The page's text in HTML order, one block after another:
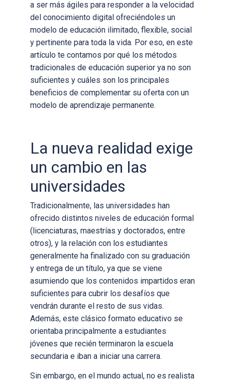
a ser más ágiles para responder a la velocidad
del conocimiento digital ofreciéndoles un
modelo de educación ilimitado, flexible, social
y pertinente para toda la vida. Por eso, en este
artículo te contamos por qué los métodos
tradicionales de educación superior ya no son
suficientes y cuáles son los principales
beneficios de complementar su oferta con un
modelo de aprendizaje permanente.
La nueva realidad exige
un cambio en las
universidades
Tradicionalmente, las universidades han
ofrecido distintos niveles de educación formal
(licenciaturas, maestrías y doctorados, entre
otros), y la relación con los estudiantes
generalmente ha finalizado con su graduación
y entrega de un título, ya que se viene
asumiendo que los contenidos impartidos eran
suficientes para cubrir los desafíos que
vendrán durante el resto de sus vidas.
Además, este clásico formato educativo se
orientaba principalmente a estudiantes
jóvenes que recién terminaron la escuela
secundaria e iban a iniciar una carrera.
Sin embargo, en el mundo actual, no es realista